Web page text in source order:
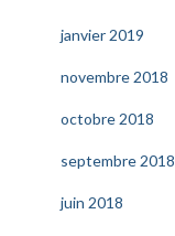
janvier 2019
novembre 2018
octobre 2018
septembre 2018
juin 2018